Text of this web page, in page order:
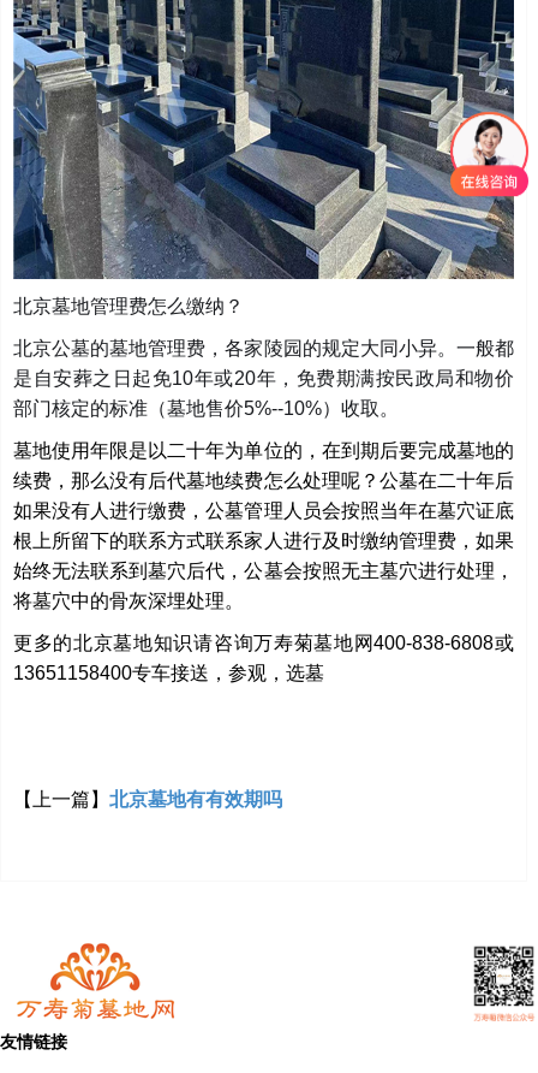
北京墓地管理费怎么缴纳？
北京公墓的墓地管理费，各家陵园的规定大同小异。一般都
是自安葬之日起免10年或20年，免费期满按民政局和物价
部门核定的标准（墓地售价5%--10%）收取。
墓地使用年限是以二十年为单位的，在到期后要完成墓地的
续费，那么没有后代墓地续费怎么处理呢？公墓在二十年后
如果没有人进行缴费，公墓管理人员会按照当年在墓穴证底
根上所留下的联系方式联系家人进行及时缴纳管理费，如果
始终无法联系到墓穴后代，公墓会按照无主墓穴进行处理，
将墓穴中的骨灰深埋处理。
更多的北京墓地知识请咨询万寿菊墓地网400-838-6808或
13651158400专车接送，参观，选墓
【上一篇】 北京墓地有有效期吗
友情链接